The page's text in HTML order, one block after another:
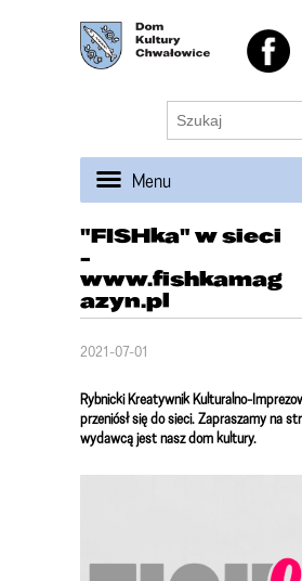
Menu
"FISHka" w sieci
-
www.fishkamag
azyn.pl
2021-07-01
Rybnicki Kreatywnik Kulturalno-
przeniósł się do sieci. Zapraszamy na
wydawcą jest nasz dom kultury.